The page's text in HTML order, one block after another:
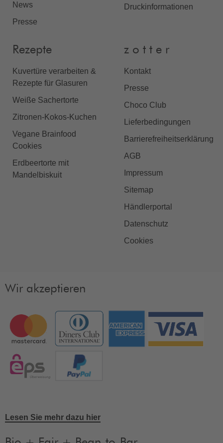
News
Presse
Druckinformationen
Rezepte
Kuvertüre verarbeiten &
Rezepte für Glasuren
Weiße Sachertorte
Zitronen-Kokos-Kuchen
Vegane Brainfood
Cookies
Erdbeertorte mit
Mandelbiskuit
z o t t e r
Kontakt
Presse
Choco Club
Lieferbedingungen
Barrierefreiheitserklärung
AGB
Impressum
Sitemap
Händlerportal
Datenschutz
Cookies
Wir akzeptieren
Lesen Sie mehr dazu hier